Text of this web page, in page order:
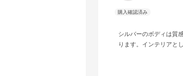
シルバーのボディは質
ります。インテリアと